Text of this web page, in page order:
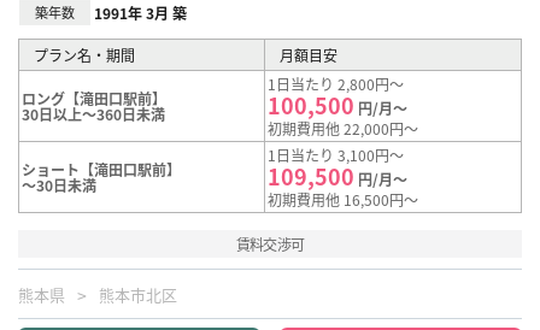
築年数 1991年 3月 築
プラン名・期間 月額目安
ロング【滝田口駅前】
30日以上～360日未満
1日当たり 2,800円～
100,500 円/月～
初期費用他 22,000円～
ショート【滝田口駅前】
～30日未満
1日当たり 3,100円～
109,500 円/月～
初期費用他 16,500円～
賃料交渉可
熊本県 熊本市北区